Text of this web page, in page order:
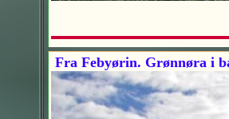
Fra Febyørin. Grønnøra i